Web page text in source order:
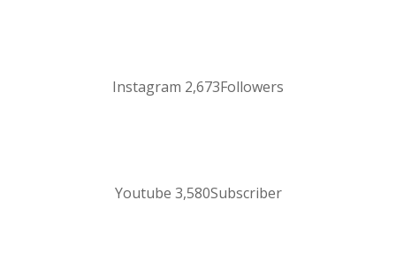
Instagram 2,673Followers
Youtube 3,580Subscriber